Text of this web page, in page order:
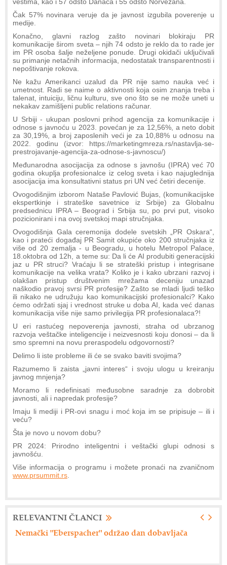
Čak 57% novinara veruje da je javnost izgubila poverenje u
medije.
Konačno, glavni razlog zašto novinari blokiraju PR
komunikacije širom sveta – njih 74 odsto je reklo da to rade jer
im PR osoba šalje neželjene ponude. Drugi okidači uključivali
su primanje netačnih informacija, nedostatak transparentnosti i
nepoštivanje rokova.
Ne kažu Amerikanci uzalud da PR nije samo nauka već i
umetnost. Radi se naime o aktivnosti koja osim znanja treba i
talenat, intuiciju, ličnu kulturu, sve ono što se ne može uneti u
nekakav zamišljeni public relations računar.
U Srbiji - ukupan poslovni prihod agencija za komunikacije i
odnose s javnoću u 2023. povećan je za 12,56%, a neto dobit
za 30,19%, a broj zaposlenih veći je za 10,88% u odnosu na
2022. godinu (izvor: https://marketingmreza.rs/nastavlja-se-
prestrojavanje-agencija-za-odnose-s-javnoscu/)
Međunarodna asocijacija za odnose s javnošu (IPRA) već 70
godina okuplja profesionalce iz celog sveta i kao najuglednija
asocijacija ima konsultativni status pri UN već četiri decenije.
Ovogodišnjim izborom Nataše Pavlović Bujas, (komunikacijske
ekspertkinje i strateške savetnice iz Srbije) za Globalnu
predsednicu IPRA – Beograd i Srbija su, po prvi put, visoko
pozicionirani i na ovoj svetskoj mapi stručnjaka.
Ovogodišnja Gala ceremonija dodele svetskih „PR Oskara“,
kao i prateći događaj PR Samit okupiće oko 200 stručnjaka iz
više od 20 zemalja - u Beogradu, u hotelu Metropol Palace,
18.oktobra od 12h, a teme su: Da li će AI produbiti generacijski
jaz u PR struci? Vraćaju li se strateški pristup i integrisane
komunikacije na velika vrata? Koliko je i kako ubrzani razvoj i
olakšan pristup društvenim mrežama deceniju unazad
naškodio pravoj svrsi PR profesije? Zašto se mladi ljudi teško
ili nikako ne udružuju kao komunikacijski profesionalci? Kako
ćemo održati sjaj i vrednost struke u doba AI, kada već danas
komunikacija više nije samo privilegija PR profesionalaca?!
U eri rastućeg nepoverenja javnosti, straha od ubrzanog
razvoja veštačke inteligencije i neizvesnosti koju donosi – da li
smo spremni na novu preraspodelu odgovornosti?
Delimo li iste probleme ili će se svako baviti svojima?
Razumemo li zaista „javni interes“ i svoju ulogu u kreiranju
javnog mnjenja?
Moramo li redefinisati međusobne saradnje za dobrobit
javnosti, ali i napredak profesije?
Imaju li mediji i PR-ovi snagu i moć koja im se pripisuje – ili i
veću?
Šta je novo u novom dobu?
PR 2024: Prirodno inteligentni i veštački glupi odnosi s
javnošću.
Više informacija o programu i možete pronaći na zvaničnom
www.prsummit.rs
RELEVANTNI ČLANCI
Axiom Tech d.o.o. - Siemensova rešenja